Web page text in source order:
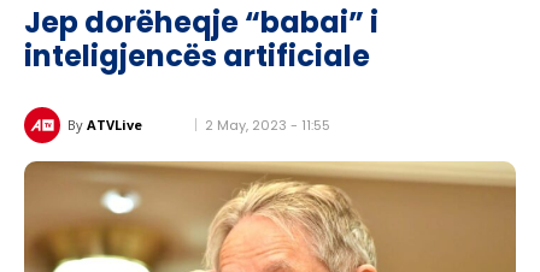
​Jep dorëheqje “babai” i
inteligjencës artificiale
By ATVLive 2 May, 2023 - 11:55